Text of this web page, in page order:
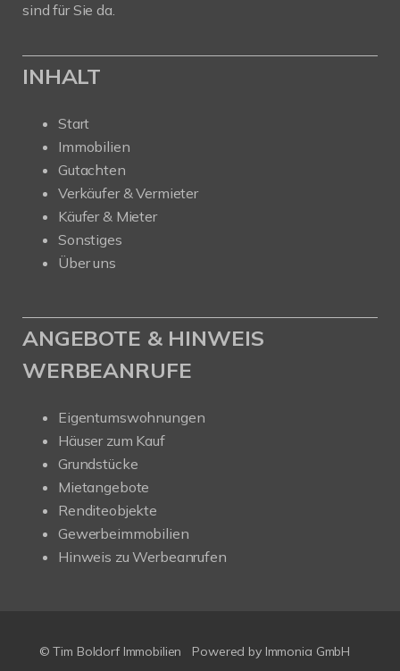
sind für Sie da.
INHALT
Start
Immobilien
Gutachten
Verkäufer & Vermieter
Käufer & Mieter
Sonstiges
Über uns
ANGEBOTE & HINWEIS
WERBEANRUFE
Eigentumswohnungen
Häuser zum Kauf
Grundstücke
Mietangebote
Renditeobjekte
Gewerbeimmobilien
Hinweis zu Werbeanrufen
© Tim Boldorf Immobilien Powered by Immonia GmbH